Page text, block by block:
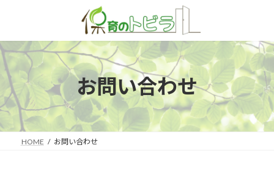
ン
ツ
へ
ス
キ
ッ
ー
シ
ョ
ン
に
移
お問い合わせ
HOME お問い合わせ